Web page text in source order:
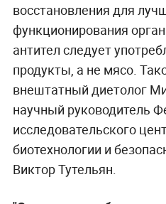
восстановления для
функционирования
антител следует
продукты, а не мясо.
внештатный диетолог
научный руководитель
исследовательского
биотехнологии и
Виктор Тутельян.